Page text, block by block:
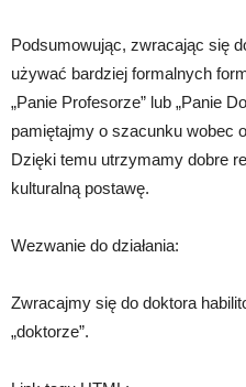
Podsumowując, zwracając się
używać bardziej formalnych
„Panie Profesorze” lub „Panie
pamiętajmy o szacunku wobec
Dzięki temu utrzymamy dobre
kulturalną postawę.
Wezwanie do działania:
Zwracajmy się do doktora
„doktorze”.